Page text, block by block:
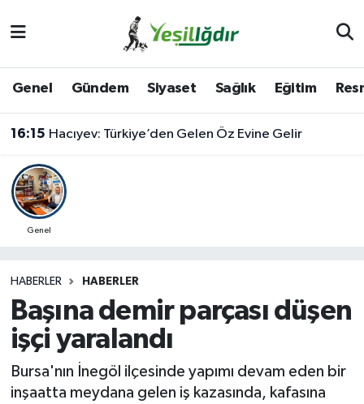
Genel Gündem Siyaset Sağlık Eğitim
16:15 Hacıyev: Türkiye’den Gelen Öz Evine Gelir
Genel
HABERLER HABERLER
Başına demir parçası düşen
işçi yaralandı
Bursa'nın İnegöl ilçesinde yapımı devam eden bir
inşaatta meydana gelen iş kazasında, kafasına
İğdir Namaz Vakitleri
Iğdır Trafik Yoğunluk Haritası
Süper Lig Puan Durumu ve Fikstür
Son Dakika Haberleri
Haber Arşivi